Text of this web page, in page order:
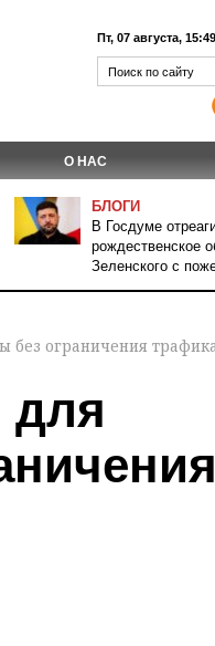
Пт, 07 августа, 15:49
О НАС
БЛОГИ
В Госдуме
рождественское
Зеленского с
без ограничения
для